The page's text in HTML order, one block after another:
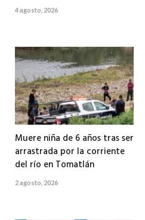
4 agosto, 2026
Muere niña de 6 años tras ser
arrastrada por la corriente
del río en Tomatlán
2 agosto, 2026